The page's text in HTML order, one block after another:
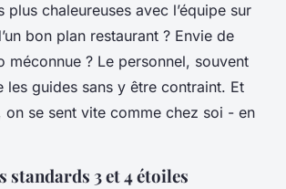
plus chaleureuses avec l’équipe sur
bon plan restaurant ? Envie de
méconnue ? Le personnel, souvent
les guides sans y être contraint. Et
on se sent vite comme chez soi - en
standards 3 et 4 étoiles